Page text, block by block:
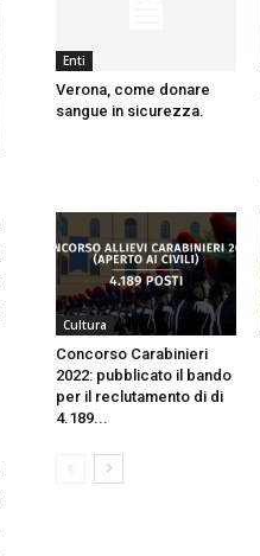
Enti
Verona, come donare
sangue in sicurezza.
Cultura
Concorso Carabinieri
2022: pubblicato il bando
per il reclutamento di di
4.189...